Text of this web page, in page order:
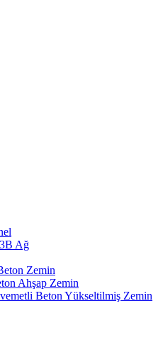
Ağ
Zemin
Ahşap Zemin
Beton Yükseltilmiş Zemin